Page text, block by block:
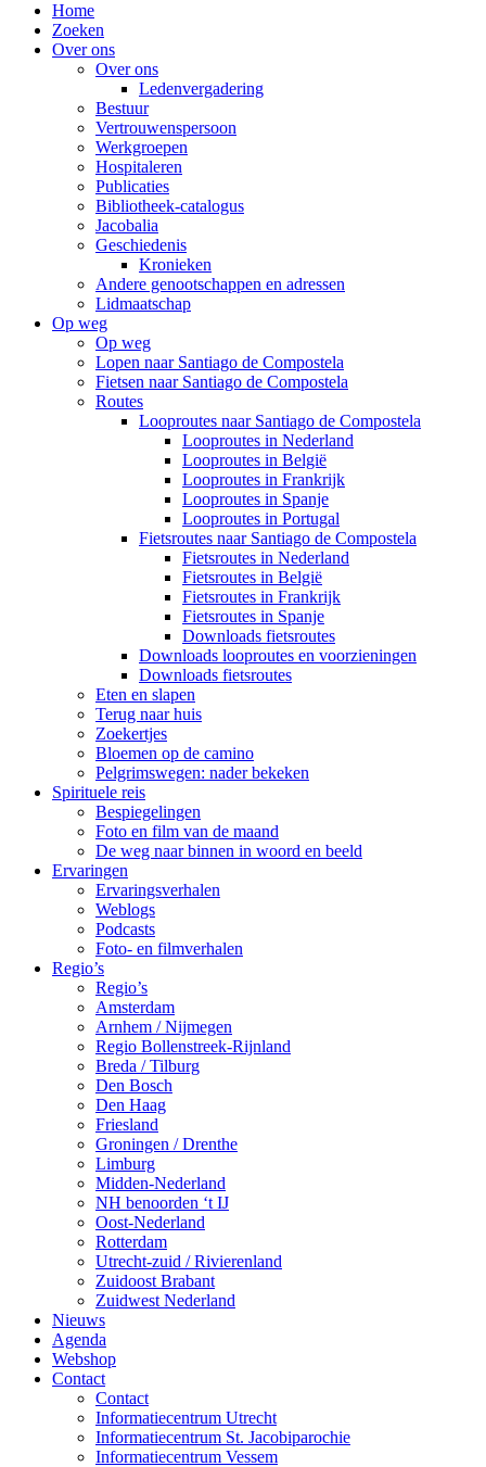
Home
Zoeken
Over ons
Over ons
Ledenvergadering
Bestuur
Vertrouwenspersoon
Werkgroepen
Hospitaleren
Publicaties
Bibliotheek-catalogus
Jacobalia
Geschiedenis
Kronieken
Andere genootschappen en adressen
Lidmaatschap
Op weg
Op weg
Lopen naar Santiago de Compostela
Fietsen naar Santiago de Compostela
Routes
Looproutes naar Santiago de Compostela
Looproutes in Nederland
Looproutes in België
Looproutes in Frankrijk
Looproutes in Spanje
Looproutes in Portugal
Fietsroutes naar Santiago de Compostela
Fietsroutes in Nederland
Fietsroutes in België
Fietsroutes in Frankrijk
Fietsroutes in Spanje
Downloads fietsroutes
Downloads looproutes en voorzieningen
Downloads fietsroutes
Eten en slapen
Terug naar huis
Zoekertjes
Bloemen op de camino
Pelgrimswegen: nader bekeken
Spirituele reis
Bespiegelingen
Foto en film van de maand
De weg naar binnen in woord en beeld
Ervaringen
Ervaringsverhalen
Weblogs
Podcasts
Foto- en filmverhalen
Regio’s
Regio’s
Amsterdam
Arnhem / Nijmegen
Regio Bollenstreek-Rijnland
Breda / Tilburg
Den Bosch
Den Haag
Friesland
Groningen / Drenthe
Limburg
Midden-Nederland
NH benoorden ‘t IJ
Oost-Nederland
Rotterdam
Utrecht-zuid / Rivierenland
Zuidoost Brabant
Zuidwest Nederland
Nieuws
Agenda
Webshop
Contact
Contact
Informatiecentrum Utrecht
Informatiecentrum St. Jacobiparochie
Informatiecentrum Vessem